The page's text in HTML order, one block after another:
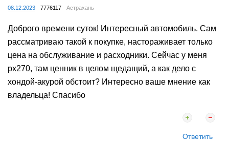
08.12.2023 7776117 Астрахань
Доброго времени суток! Интересный автомобиль. Сам
рассматриваю такой к покупке, настораживает только
цена на обслуживание и расходники. Сейчас у меня
рх270, там ценник в целом щедащий, а как дело с
хондой-акурой обстоит? Интересно ваше мнение как
владельца! Спасибо
Ответить